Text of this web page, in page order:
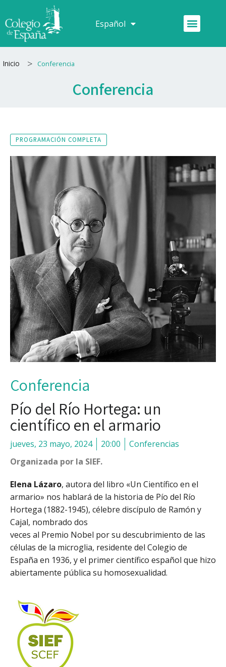
al
contenido
Español
Français Menú
Inicio > Conferencia
Conferencia
PROGRAMACIÓN COMPLETA
Conferencia
Pío del Río Hortega: un
científico en el armario
jueves, 23 mayo, 2024 20:00
Conferencias
Organizada por la SIEF.
Elena Lázaro, autora del libro «Un Científico en el
armario» nos hablará de la historia de Pío del Río
Hortega (1882-1945), célebre discípulo de Ramón y
Cajal, nombrado dos
veces al Premio Nobel por su descubrimiento de las
células de la microglia, residente del Colegio de
España en 1936, y el primer científico español que hizo
abiertamente pública su homosexualidad.